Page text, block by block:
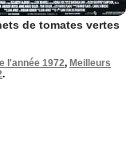
de tomates vertes
l'année 1972, Meilleurs
.